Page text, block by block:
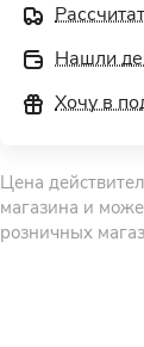
Нашли
Хочу в
Цена
магазина и
розничных